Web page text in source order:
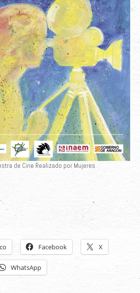
de Cine Realizado por Mujeres
Facebook X
WhatsApp